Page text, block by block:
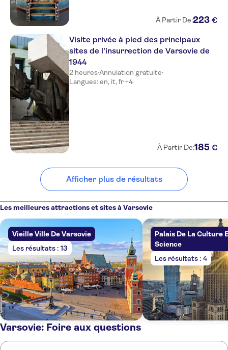
À Partir De:223 €
Visite privée à pied des principaux
sites de l'insurrection de Varsovie de
1944
2 heures·Annulation gratuite·
Langues: en, it, fr +4
À Partir De:185 €
Afficher plus de résultats
Les meilleures attractions et sites à Varsovie
Vieille Ville De Varsovie
Les résultats : 13
Palais De La Culture
Science
Les résultats : 4
Varsovie: Foire aux questions